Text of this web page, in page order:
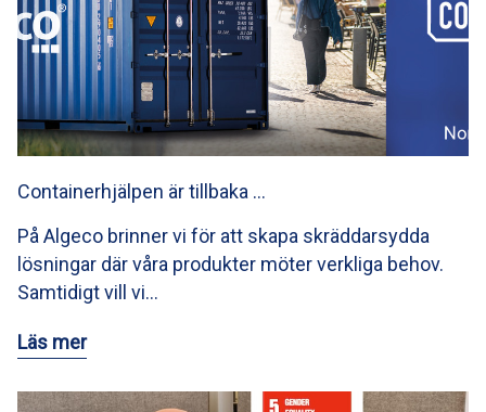
Containerhjälpen är tillbaka …
På Algeco brinner vi för att skapa skräddarsydda
lösningar där våra produkter möter verkliga behov.
Samtidigt vill vi…
Läs mer